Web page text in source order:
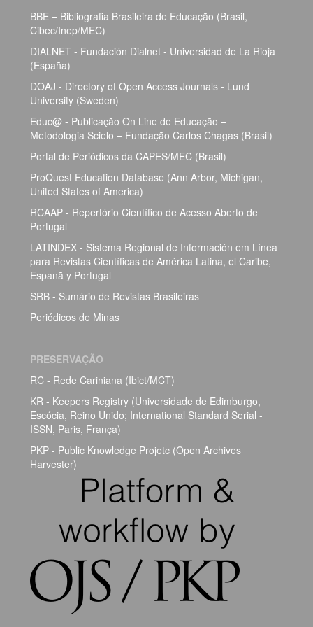
BBE – Bibliografia Brasileira de Educação (Brasil,
Cibec/Inep/MEC)
DIALNET - Fundación Dialnet - Universidad de La Rioja
(España)
DOAJ - Directory of Open Access Journals - Lund
University (Sweden)
Educ@ - Publicação On Line de Educação –
Metodologia Scielo – Fundação Carlos Chagas (Brasil)
Portal de Periódicos da CAPES/MEC (Brasil)
ProQuest Education Database (Ann Arbor, Michigan,
United States of America)
RCAAP - Repertório Científico de Acesso Aberto de
Portugal
LATINDEX - Sistema Regional de Información em Línea
para Revistas Científicas de América Latina, el Caribe,
Espanã y Portugal
SRB - Sumário de Revistas Brasileiras
Periódicos de Minas
PRESERVAÇÃO
RC - Rede Cariniana (Ibict/MCT)
KR - Keepers Registry (Universidade de Edimburgo,
Escócia, Reino Unido; International Standard Serial -
ISSN, Paris, França)
PKP - Public Knowledge Projetc (Open Archives
Harvester)